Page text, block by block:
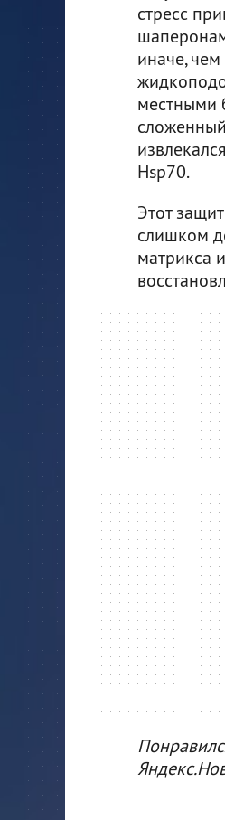
стресс
иначе,
местными
Hsp70.
Этот
слишком
матрикса